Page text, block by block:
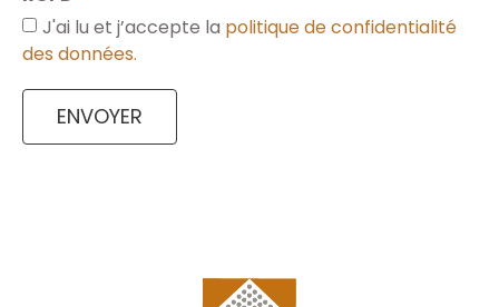
J'ai lu et j’accepte la politique de confidentialité
des données.
ENVOYER